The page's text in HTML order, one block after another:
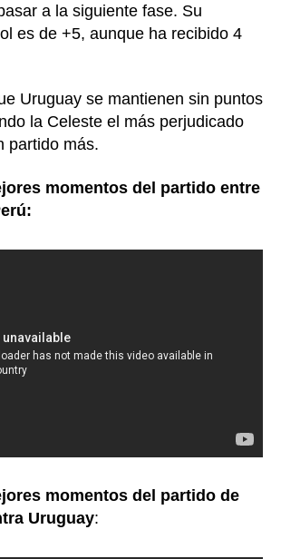
a la siguiente fase. Su
es de +5, aunque ha recibido 4
Uruguay se mantienen sin puntos
la Celeste el más perjudicado
partido más.
momentos del partido entre
momentos del partido de
Uruguay: